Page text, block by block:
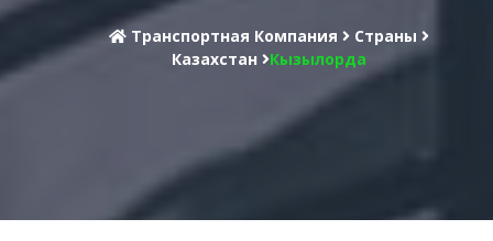
Транспортная Компания
Cтраны
Казахстан
Кызылорда